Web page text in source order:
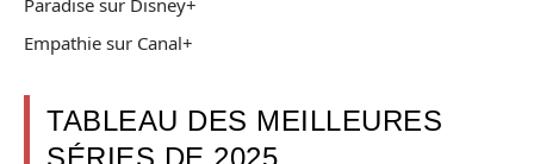
Paradise sur Disney+
Empathie sur Canal+
TABLEAU DES MEILLEURES
SÉRIES DE 2025